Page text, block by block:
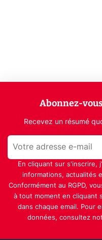
Abonnez-
Recevez un résumé
En cliquant sur s'inscrire,
informations, actualités
Conformément au RGPD,
à tout moment en cliquant
dans chaque email. Pour
données, consultez